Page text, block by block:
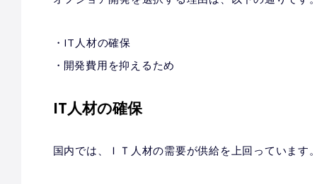
IT人材の確保
開発費用を抑えるため
IT人材の確保
国内では、ＩＴ人材の需要が供給を上回っています